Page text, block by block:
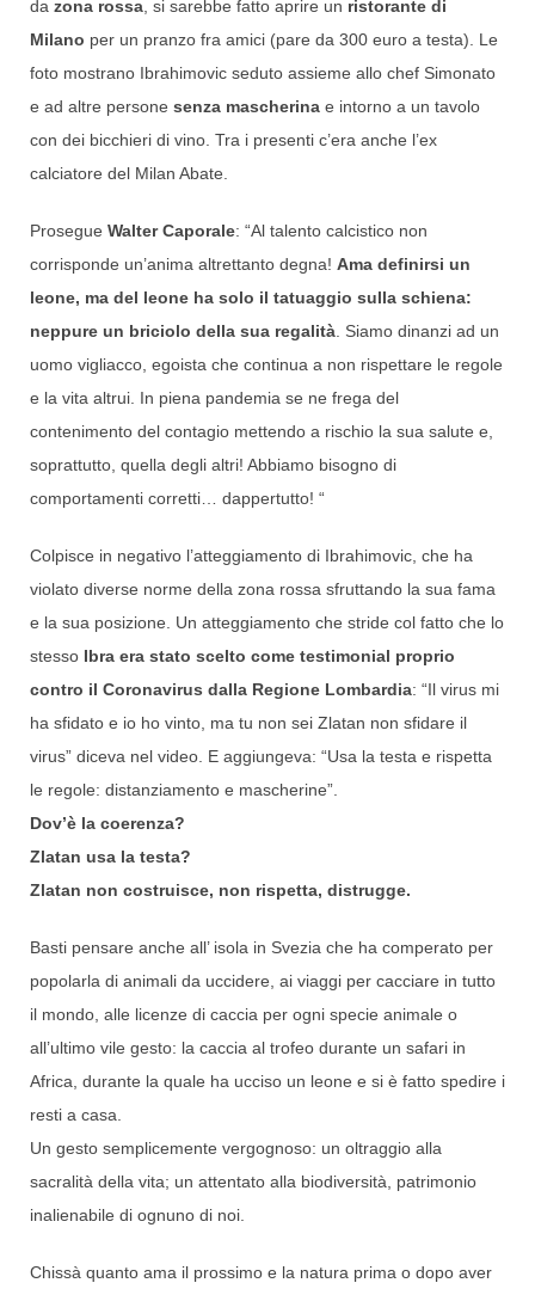
da zona rossa, si sarebbe fatto aprire un ristorante di
Milano per un pranzo fra amici (pare da 300 euro a testa). Le
foto mostrano Ibrahimovic seduto assieme allo chef Simonato
e ad altre persone senza mascherina e intorno a un tavolo
con dei bicchieri di vino. Tra i presenti c’era anche l’ex
calciatore del Milan Abate.
Prosegue Walter Caporale: “Al talento calcistico non
corrisponde un’anima altrettanto degna! Ama definirsi un
leone, ma del leone ha solo il tatuaggio sulla schiena:
neppure un briciolo della sua regalità. Siamo dinanzi ad un
uomo vigliacco, egoista che continua a non rispettare le regole
e la vita altrui. In piena pandemia se ne frega del
contenimento del contagio mettendo a rischio la sua salute e,
soprattutto, quella degli altri! Abbiamo bisogno di
comportamenti corretti… dappertutto! “
Colpisce in negativo l’atteggiamento di Ibrahimovic, che ha
violato diverse norme della zona rossa sfruttando la sua fama
e la sua posizione. Un atteggiamento che stride col fatto che lo
stesso Ibra era stato scelto come testimonial proprio
contro il Coronavirus dalla Regione Lombardia: “Il virus mi
ha sfidato e io ho vinto, ma tu non sei Zlatan non sfidare il
virus” diceva nel video. E aggiungeva: “Usa la testa e rispetta
le regole: distanziamento e mascherine”.
Dov’è la coerenza?
Zlatan usa la testa?
Zlatan non costruisce, non rispetta, distrugge.
Basti pensare anche all’ isola in Svezia che ha comperato per
popolarla di animali da uccidere, ai viaggi per cacciare in tutto
il mondo, alle licenze di caccia per ogni specie animale o
all’ultimo vile gesto: la caccia al trofeo durante un safari in
Africa, durante la quale ha ucciso un leone e si è fatto spedire i
resti a casa.
Un gesto semplicemente vergognoso: un oltraggio alla
sacralità della vita; un attentato alla biodiversità, patrimonio
inalienabile di ognuno di noi.
Chissà quanto ama il prossimo e la natura prima o dopo aver